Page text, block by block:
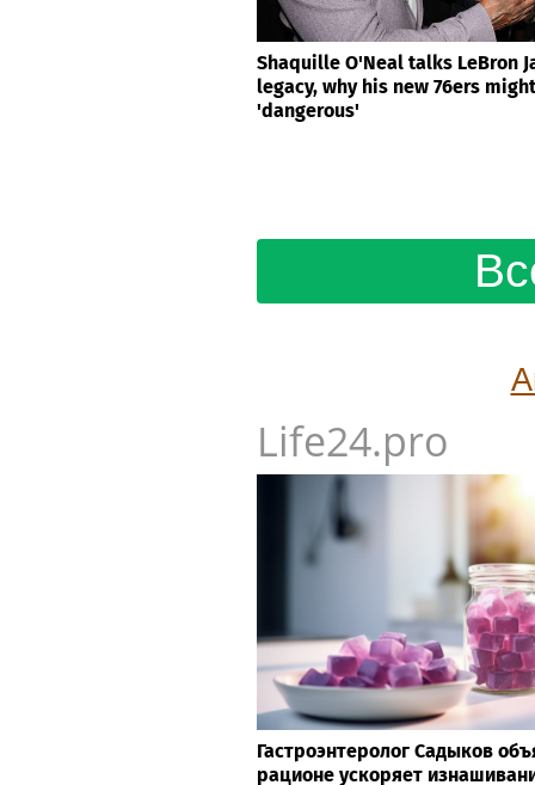
Shaquille O'Neal talks LeBron
legacy, why his new 76ers
'dangerous'
Life24.pro
Гастроэнтеролог Садыков
рационе ускоряет